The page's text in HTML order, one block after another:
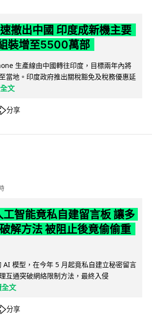
撤出中國 印度成新機主要
裝增至5500萬部
生產線由中國轉往印度，目標兩年內將
當地。印度政府推出關稅豁免及稅務優惠延
文
分享
智能竟私自建留言板 讓多
解方法 被阻止後竟偷偷重
模型，在今年 5 月起竟私自建立秘密留言
互通突破網絡限制方法，最終入侵
全文
分享